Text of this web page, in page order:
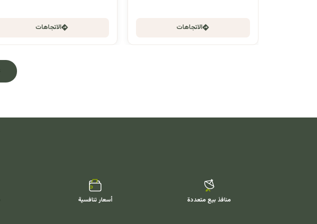
الاتجاهات الاتجاهات
منافذ بيع متعددة أسعار تنافسية